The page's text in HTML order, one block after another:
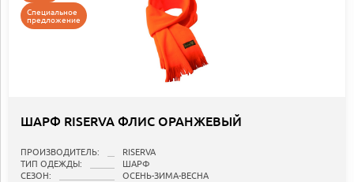
Специальное
предложение
ШАРФ RISERVA ФЛИС ОРАНЖЕВЫЙ
ПРОИЗВОДИТЕЛЬ:
RISERVA
ТИП ОДЕЖДЫ:
ШАРФ
СЕЗОН:
ОСЕНЬ-ЗИМА-ВЕСНА